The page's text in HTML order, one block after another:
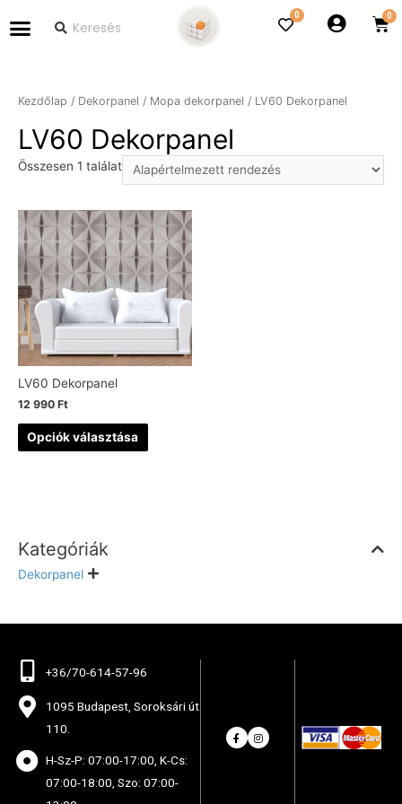
0
Kategóriák
Dekorpanel
Kezdőlap / Dekorpanel / Mopa dekorpanel / LV60 Dekorpanel
LV60 Dekorpanel
Összesen 1 találat
LV60 Dekorpanel
12 990 Ft
Opciók választása
+36/70-614-57-96
1095 Budapest, Soroksári út
110.
H-Sz-P: 07:00-17:00, K-Cs:
07:00-18:00, Szo: 07:00-